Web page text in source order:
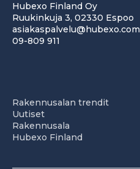
Hubexo Finland Oy
Ruukinkuja 3, 02330 Espoo
asiakaspalvelu@hubexo.com
09-809 911
Rakennusalan trendit
Uutiset
Rakennusala
Hubexo Finland